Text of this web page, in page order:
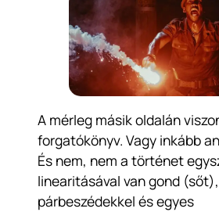
A mérleg másik oldalán
forgatókönyv. Vagy inkább
És nem, nem a történet
linearitásával van gond
párbeszédekkel és egyes